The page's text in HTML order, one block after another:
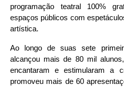
programação teatral 100%
espaços públicos com
artística.
Ao longo de suas sete
alcançou mais de 80 mil
encantaram e estimularam a
promoveu mais de 60